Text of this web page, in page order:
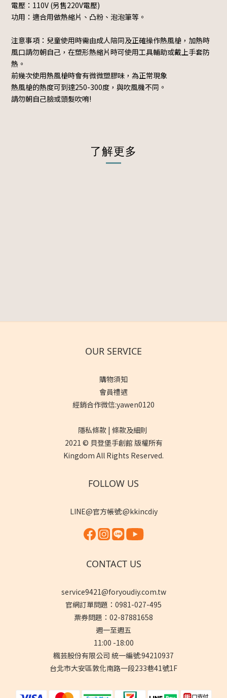
電壓：110V (另售220V電壓)
功用：適合用做熱縮片、凸粉、泡泡筆等。
注意事項：兒童使用時需由成人陪同及正確操作熱風槍，加熱時
風口請勿朝自己，在塑形熱縮片時可使用工具輔助或戴上手套防
熱。
前幾次使用熱風槍時會有微微塑膠味，為正常現象
熱風槍的熱度可到達250-300度，與吹風機不同。
請勿朝自己臉或頭髮吹唷!
了解更多
OUR SERVICE
購物須知
會員禮遇
經銷合作微信:yawen0120
隱私條款 | 條款及細則
2021 © 貝登堡手創館 版權所有
Kingdom All Rights Reserved.
FOLLOW US
LINE@官方帳號:@kkincdiy
CONTACT US
service9421@foryoudiy.com.tw
官網訂單問題：0981-027-495
票券問題：02-87881658
週一至週五
11:00 -18:00
楓芸股份有限公司 統一編號:94210937
台北市大安區敦化南路一段233巷41號1F